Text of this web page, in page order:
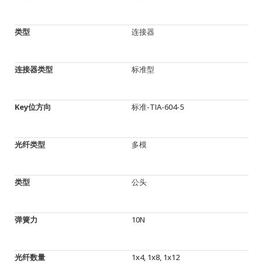
类型 连接器
连接器类型 标准型
Key位方向 标准-TIA-604-5
光纤类型 多模
类型 公头
弹簧力 10N
光纤数量 1x4, 1x8, 1x12